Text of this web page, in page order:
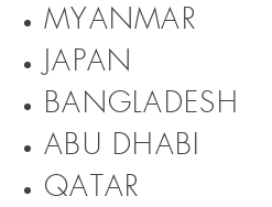
MYANMAR
JAPAN
BANGLADESH
ABU DHABI
QATAR